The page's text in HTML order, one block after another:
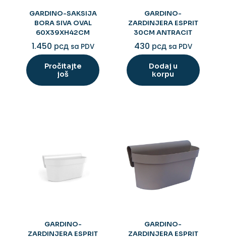
GARDINO-SAKSIJA
BORA SIVA OVAL
60X39XH42CM
1.450 рсд sa PDV
Pročitajte
još
GARDINO-
ZARDINJERA ESPRIT
30CM ANTRACIT
430 рсд sa PDV
Dodaj u
korpu
GARDINO-
ZARDINJERA ESPRIT
GARDINO-
ZARDINJERA ESPRIT